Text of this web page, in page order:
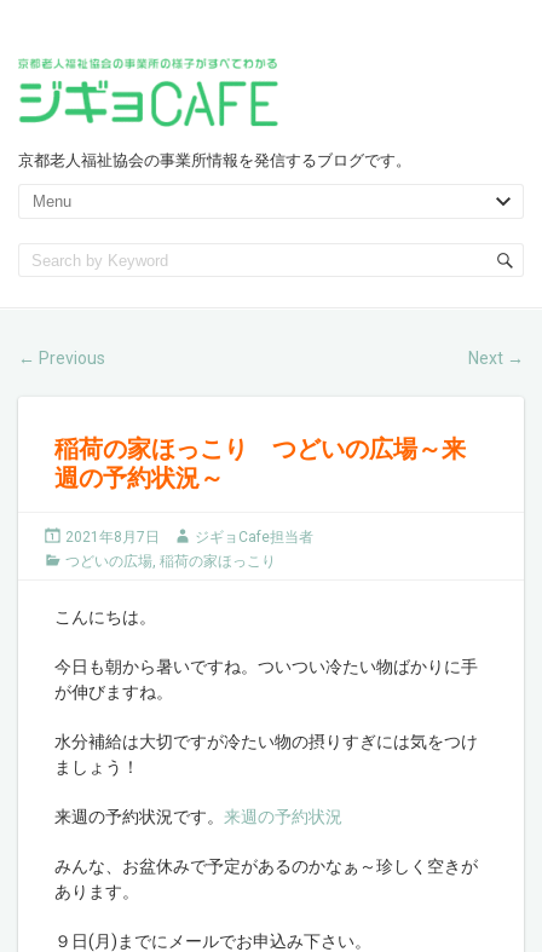
京都老人福祉協会の事業所情報を発信するブログです。
← Previous Next →
稲荷の家ほっこり つどいの広場～来
週の予約状況～
2021年8月7日
ジギョCafe担当者
つどいの広場, 稲荷の家ほっこり
こんにちは。
今日も朝から暑いですね。ついつい冷たい物ばかりに手
が伸びますね。
水分補給は大切ですが冷たい物の摂りすぎには気をつけ
ましょう！
来週の予約状況です。 来週の予約状況
みんな、お盆休みで予定があるのかなぁ～珍しく空きが
あります。
９日(月)までにメールでお申込み下さい。